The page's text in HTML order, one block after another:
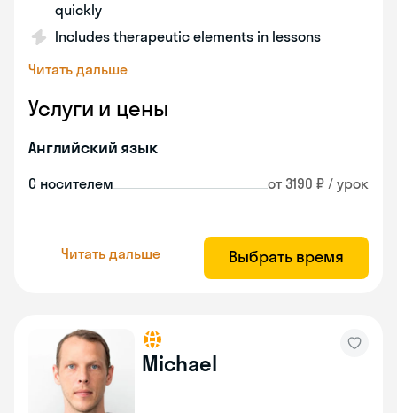
quickly
Includes therapeutic elements in lessons
Читать дальше
Услуги и цены
Английский язык
С носителем от 3190 ₽ / урок
Читать дальше Выбрать время
Michael